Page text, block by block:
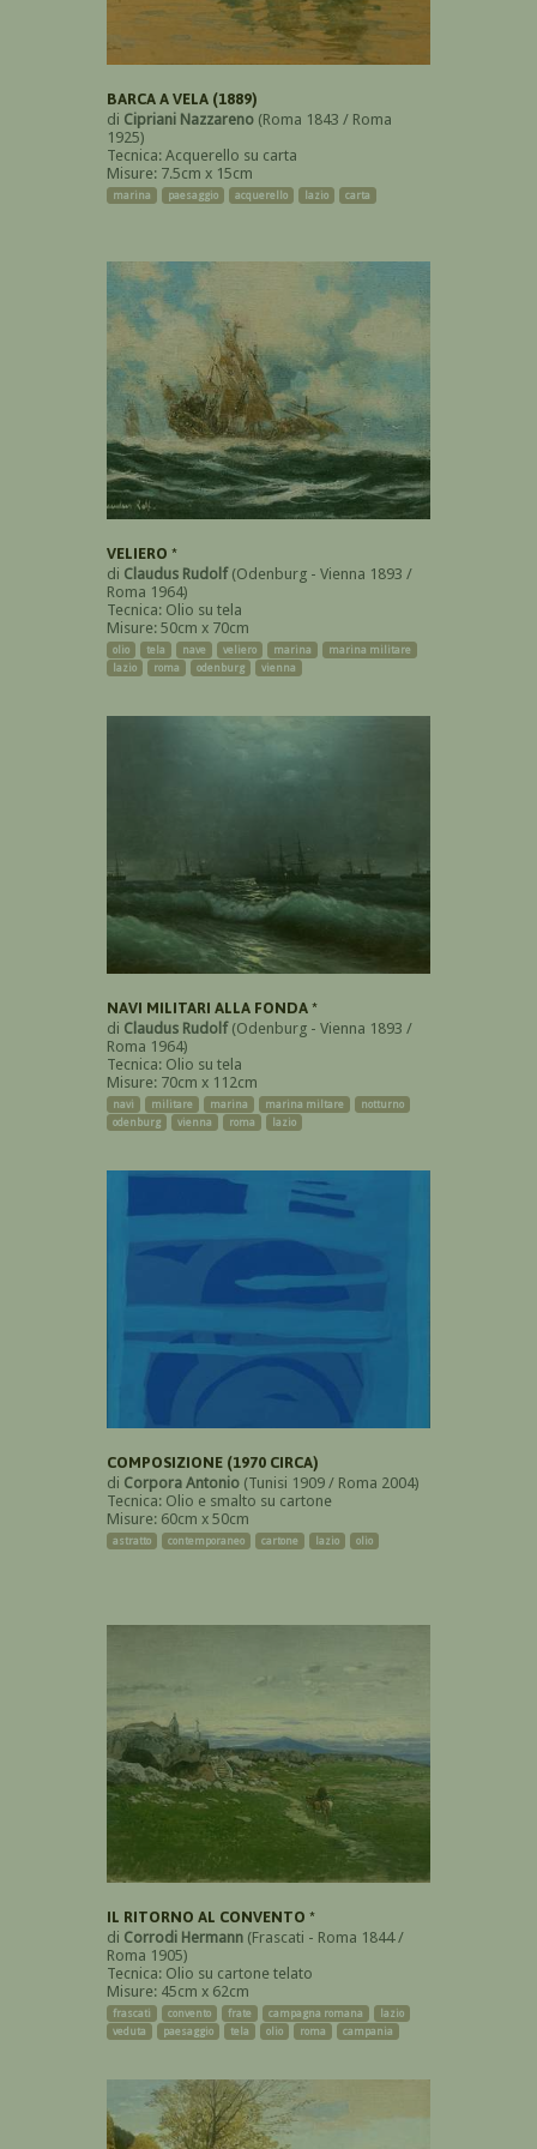
BARCA A VELA (1889)
di Cipriani Nazzareno (Roma 1843 / Roma
1925)
Tecnica: Acquerello su carta
Misure: 7.5cm x 15cm
marina paesaggio acquerello lazio carta
VELIERO *
di Claudus Rudolf(Odenburg - Vienna 1893 /
Roma 1964)
Tecnica: Olio su tela
Misure: 50cm x 70cm
olio tela nave veliero marina
marina militare
lazio
roma odenburg vienna
NAVI MILITARI ALLA FONDA *
di Claudus Rudolf(Odenburg - Vienna 1893 /
Roma 1964)
Tecnica: Olio su tela
Misure: 70cm x 112cm
navi militare marina marina miltare
notturno
odenburg
vienna roma lazio
COMPOSIZIONE (1970 CIRCA)
di Corpora Antonio (Tunisi 1909 / Roma 2004)
Tecnica: Olio e smalto su cartone
Misure: 60cm x 50cm
astratto contemporaneo cartone lazio olio
IL RITORNO AL CONVENTO *
di Corrodi Hermann (Frascati - Roma 1844 /
Roma 1905)
Tecnica: Olio su cartone telato
Misure: 45cm x 62cm
frascati convento frate campagna romana
lazio
veduta
paesaggio tela olio roma campania